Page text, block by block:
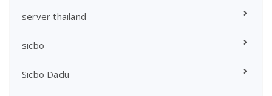
server thailand
sicbo
Sicbo Dadu